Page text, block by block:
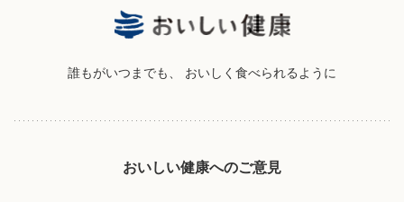
誰もがいつまでも、 おいしく食べられるように
おいしい健康へのご意見